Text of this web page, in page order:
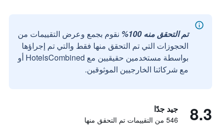
تم التحقق منه 100%
نقوم بجمع وعرض التقييمات من
الحجوزات التي تم التحقق منها فقط والتي تم إجراؤها
بواسطة مستخدمين حقيقيين مع HotelsCombined أو
مع شركائنا الخارجيين الموثوقين.
8.3 جيد جدًا
546 من التقييمات تم التحقق منها